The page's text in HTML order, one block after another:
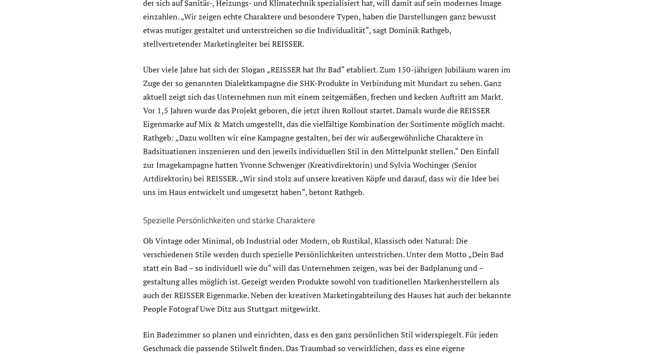
der sich auf Sanitär-, Heizungs- und Klimatechnik spezialisiert hat, will damit auf sein modernes Image
einzahlen. „Wir zeigen echte Charaktere und besondere Typen, haben die Darstellungen ganz bewusst
etwas mutiger gestaltet und unterstreichen so die Individualität“, sagt Dominik Rathgeb,
stellvertretender Marketingleiter bei REISSER.
Über viele Jahre hat sich der Slogan „REISSER hat Ihr Bad“ etabliert. Zum 150-jährigen Jubiläum waren im
Zuge der so genannten Dialektkampagne die SHK-Produkte in Verbindung mit Mundart zu sehen. Ganz
aktuell zeigt sich das Unternehmen nun mit einem zeitgemäßen, frechen und kecken Auftritt am Markt.
Vor 1,5 Jahren wurde das Projekt geboren, die jetzt ihren Rollout startet. Damals wurde die REISSER
Eigenmarke auf Mix & Match umgestellt, das die vielfältige Kombination der Sortimente möglich macht.
Rathgeb: „Dazu wollten wir eine Kampagne gestalten, bei der wir außergewöhnliche Charaktere in
Badsituationen inszenieren und den jeweils individuellen Stil in den Mittelpunkt stellen.“ Den Einfall
zur Imagekampagne hatten Yvonne Schwenger (Kreativdirektorin) und Sylvia Wochinger (Senior
Artdirektorin) bei REISSER. „Wir sind stolz auf unsere kreativen Köpfe und darauf, dass wir die Idee bei
uns im Haus entwickelt und umgesetzt haben“, betont Rathgeb.
Spezielle Persönlichkeiten und starke Charaktere
Ob Vintage oder Minimal, ob Industrial oder Modern, ob Rustikal, Klassisch oder Natural: Die
verschiedenen Stile werden durch spezielle Persönlichkeiten unterstrichen. Unter dem Motto „Dein Bad
statt ein Bad – so individuell wie du“ will das Unternehmen zeigen, was bei der Badplanung und –
gestaltung alles möglich ist. Gezeigt werden Produkte sowohl von traditionellen Markenherstellern als
auch der REISSER Eigenmarke. Neben der kreativen Marketingabteilung des Hauses hat auch der bekannte
People Fotograf Uwe Ditz aus Stuttgart mitgewirkt.
Ein Badezimmer so planen und einrichten, dass es den ganz persönlichen Stil widerspiegelt. Für jeden
Geschmack die passende Stilwelt finden. Das Traumbad so verwirklichen, dass es eine eigene